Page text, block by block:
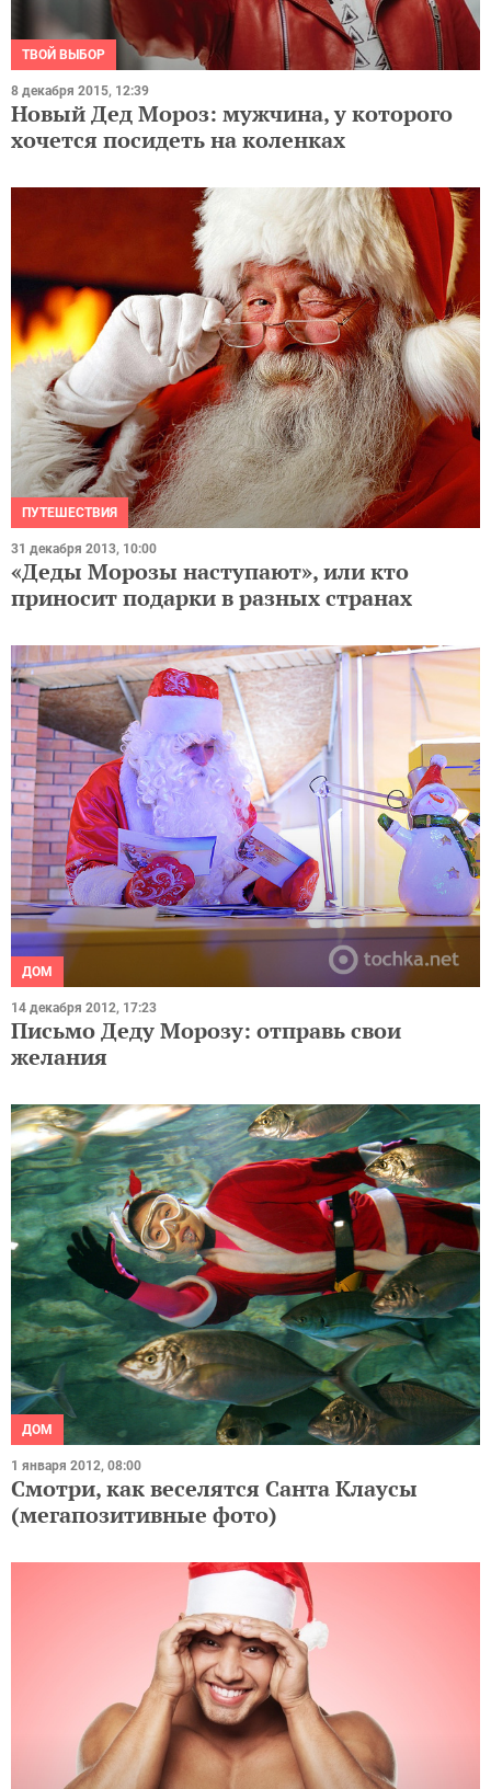
ТВОЙ ВЫБОР
8 декабря 2015, 12:39
Новый Дед Мороз: мужчина, у которого
хочется посидеть на коленках
ПУТЕШЕСТВИЯ
31 декабря 2013, 10:00
«Деды Морозы наступают», или кто
приносит подарки в разных странах
ДОМ
14 декабря 2012, 17:23
Письмо Деду Морозу: отправь свои
желания
ДОМ
1 января 2012, 08:00
Смотри, как веселятся Санта Клаусы
(мегапозитивные фото)